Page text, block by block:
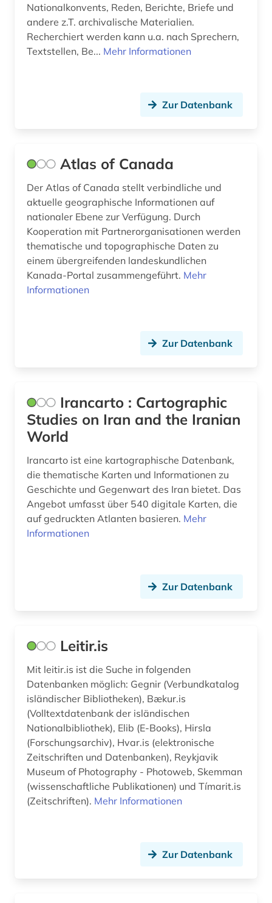
Nationalkonvents, Reden, Berichte, Briefe und
andere z.T. archivalische Materialien.
Recherchiert werden kann u.a. nach Sprechern,
Textstellen, Be... Mehr Informationen
Zur Datenbank
Atlas of Canada
Der Atlas of Canada stellt verbindliche und
aktuelle geographische Informationen auf
nationaler Ebene zur Verfügung. Durch
Kooperation mit Partnerorganisationen werden
thematische und topographische Daten zu
einem übergreifenden landeskundlichen
Kanada-Portal zusammengeführt. Mehr
Informationen
Zur Datenbank
Irancarto : Cartographic
Studies on Iran and the Iranian
World
Irancarto ist eine kartographische Datenbank,
die thematische Karten und Informationen zu
Geschichte und Gegenwart des Iran bietet. Das
Angebot umfasst über 540 digitale Karten, die
auf gedruckten Atlanten basieren. Mehr
Informationen
Zur Datenbank
Leitir.is
Mit leitir.is ist die Suche in folgenden
Datenbanken möglich: Gegnir (Verbundkatalog
isländischer Bibliotheken), Bækur.is
(Volltextdatenbank der isländischen
Nationalbibliothek), Elib (E-Books), Hirsla
(Forschungsarchiv), Hvar.is (elektronische
Zeitschriften und Datenbanken), Reykjavik
Museum of Photography - Photoweb, Skemman
(wissenschaftliche Publikationen) und Tímarit.is
(Zeitschriften). Mehr Informationen
Zur Datenbank